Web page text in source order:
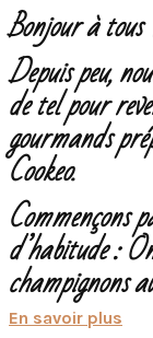
Bonjour à
Depuis peu,
de tel pour
gourmands
Cookeo.
Commençons
d’habitude :
champignons
En savoir plus